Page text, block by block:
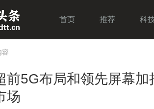
首页 推荐 科
容
前5G布局和领先屏幕
场